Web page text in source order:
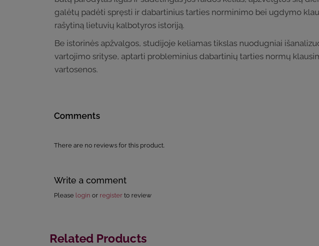
galėtų padėti spręsti ir dabartinius tarties norminimo bei ugdymo
rašytiną lietuvių kalbotyros istoriją.
Be istorinės apžvalgos, studijoje keliamas tikslas nuodugniai
vartojimo srityse, aptarti probleminius dabartinių tarties normų
vartosenos.
Comments
There are no reviews for this product.
Write a comment
Please login or register to review
Related Products